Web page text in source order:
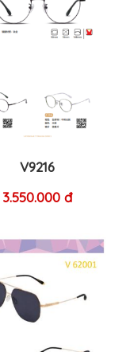
V9216
3.550.000 đ